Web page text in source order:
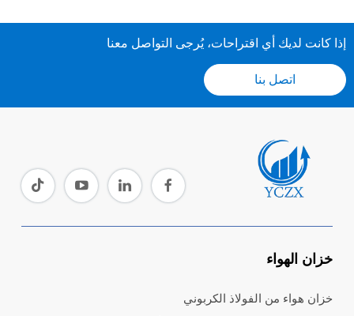
إذا كانت لديك أي اقتراحات، يُرجى التواصل معنا
اتصل بنا
خزان الهواء
خزان هواء من الفولاذ الكربوني